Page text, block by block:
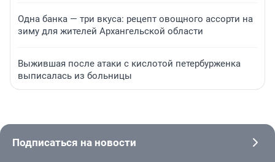
Одна банка — три вкуса: рецепт овощного ассорти на
зиму для жителей Архангельской области
Выжившая после атаки с кислотой петербурженка
выписалась из больницы
Подписаться на новости